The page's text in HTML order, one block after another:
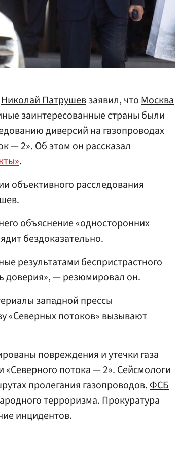
Николай Патрушевзаявил, чтоМосква
заинтересованные страны были
диверсий на газопроводах
— 2». Об этом он рассказал
.
объективного расследования
объяснение «односторонних
бездоказательно.
результатами беспристрастного
доверия», — резюмировал он.
западной прессы
«Северных потоков» вызывают
повреждения и утечки газа
«Северного потока — 2». Сейсмологи
пролегания газопроводов.ФСБ
терроризма. Прокуратура
инцидентов.